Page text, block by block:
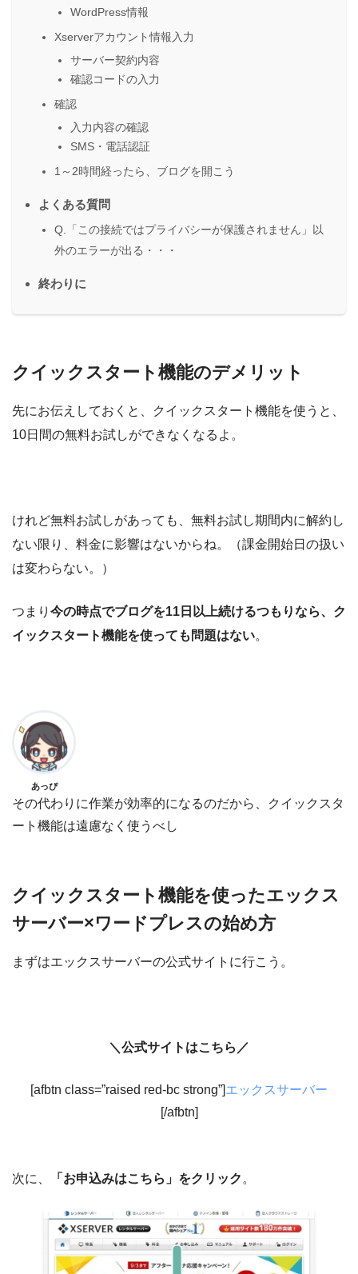
WordPress情報
Xserverアカウント情報入力
サーバー契約内容
確認コードの入力
確認
入力内容の確認
SMS・電話認証
1～2時間経ったら、ブログを開こう
よくある質問
Q.「この接続ではプライバシーが保護されません」以
外のエラーが出る・・・
終わりに
クイックスタート機能のデメリット
先にお伝えしておくと、クイックスタート機能を使うと、
10日間の無料お試しができなくなるよ。
けれど無料お試しがあっても、無料お試し期間内に解約し
ない限り、料金に影響はないからね。（課金開始日の扱い
は変わらない。）
つまり 今の時点でブログを11日以上続けるつもりなら、ク
イックスタート機能を使っても問題はない。
あっぴ
その代わりに作業が効率的になるのだから、クイックスタ
ート機能は遠慮なく使うべし
クイックスタート機能を使ったエックス
サーバー×ワードプレスの始め方
まずはエックスサーバーの公式サイトに行こう。
＼公式サイトはこちら／
[afbtn class=”raised red-bc strong”]エックスサーバー
[/afbtn]
次に、 「お申込みはこちら」をクリック 。